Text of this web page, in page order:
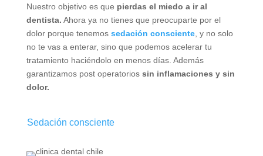
Nuestro objetivo es que pierdas el miedo a ir al
dentista. Ahora ya no tienes que preocuparte por el
dolor porque tenemos sedación consciente, y no solo
no te vas a enterar, sino que podemos acelerar tu
tratamiento haciéndolo en menos días. Además
garantizamos post operatorios sin inflamaciones y sin
dolor.
Sedación consciente